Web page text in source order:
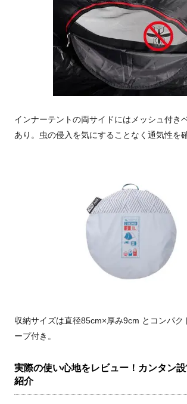
インナーテントの両サイドにはメッシュ付き
あり。虫の侵入を気にすることなく通気性を
収納サイズは直径85cm×厚み9cm とコンパク
ープ付き。
実際の使い心地をレビュー！カンタン
紹介